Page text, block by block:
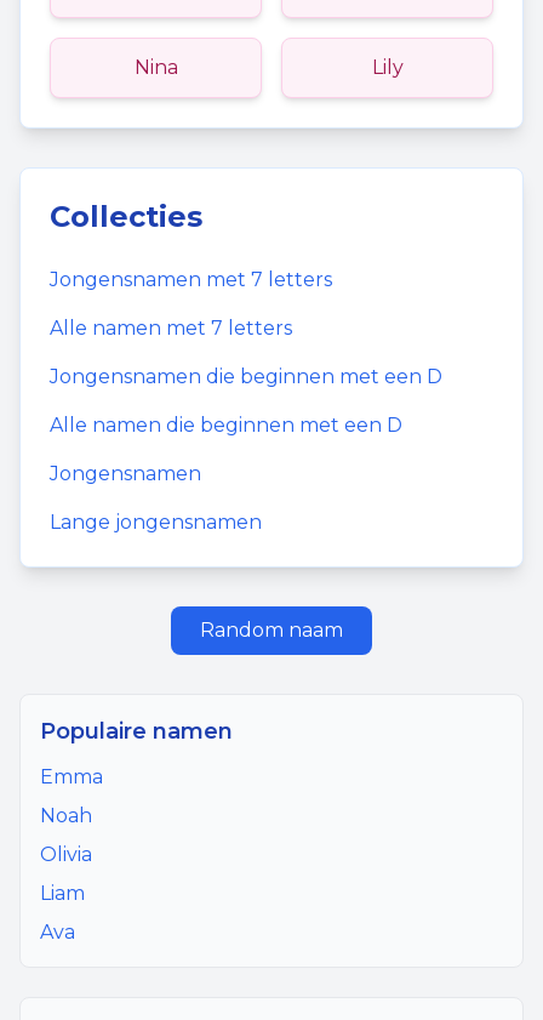
Nina Lily
Collecties
Jongensnamen met 7 letters
Alle namen met 7 letters
Jongensnamen die beginnen met een D
Alle namen die beginnen met een D
Jongensnamen
Lange jongensnamen
Random naam
Populaire namen
Emma
Noah
Olivia
Liam
Ava